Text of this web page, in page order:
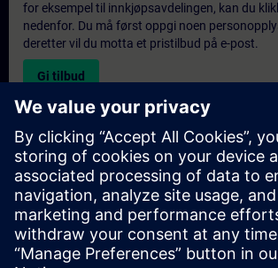
for eksempel til innkjøpsavdelingen, kan du
nedenfor. Du må først oppgi noen
deretter vil du motta et pristilbud på e-post.
Gi tilbud
Forespørsel om eksklusiv opplæring
Fyll ut skjemaet nedenfor hvis du ønsker et
eksklusivt kurs, enten på stedet, virtuelt eller
kurssenter. Denne typen forespørsel passer
personer eller flere). Etter at du har oppgitt
og kursbehov, vil du motta et tilbud fra oss.